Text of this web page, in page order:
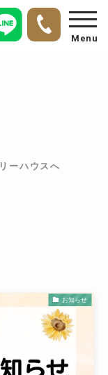
Menu
ーハウスへ
お知らせ